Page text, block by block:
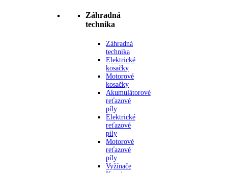
Záhradná
technika
Záhradná
technika
Elektrické
kosačky
Motorové
kosačky
Akumulátorové
reťazové
píly
Elektrické
reťazové
píly
Motorové
reťazové
píly
Vyžínače